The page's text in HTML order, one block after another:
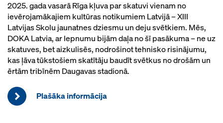
2025. gada vasarā Rīga kļuva par skatuvi vienam no
ievērojamākajiem kultūras notikumiem Latvijā – XIII
Latvijas Skolu jaunatnes dziesmu un deju svētkiem. Mēs,
DOKA Latvia, ar lepnumu bijām daļa no šī pasākuma – ne uz
skatuves, bet aizkulisēs, nodrošinot tehnisko risinājumu,
kas ļāva tūkstošiem skatītāju baudīt svētkus no drošām un
ērtām tribīnēm Daugavas stadionā.
Plašāka informācija